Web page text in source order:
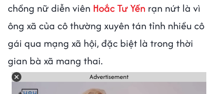
chồng nữ diễn viên Hoắc Tư Yến rạn nứt là vì
ông xã của cô thường xuyên tán tỉnh nhiều cô
gái qua mạng xã hội, đặc biệt là trong thời
gian bà xã mang thai.
Advertisement